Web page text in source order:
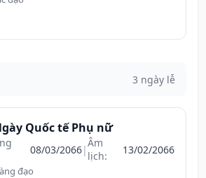
3 ngày lễ
Quốc tế Phụ nữ
08/03/2066|Âm
lịch:
13/02/2066
đạo